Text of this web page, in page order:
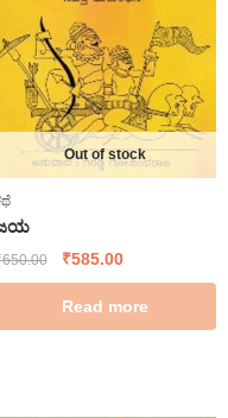
Out of stock
650.00 ₹585.00
Read more